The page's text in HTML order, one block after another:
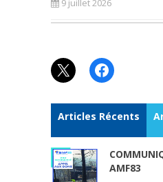
9 juillet 2026
X Facebook
Articles Récents
AMF83